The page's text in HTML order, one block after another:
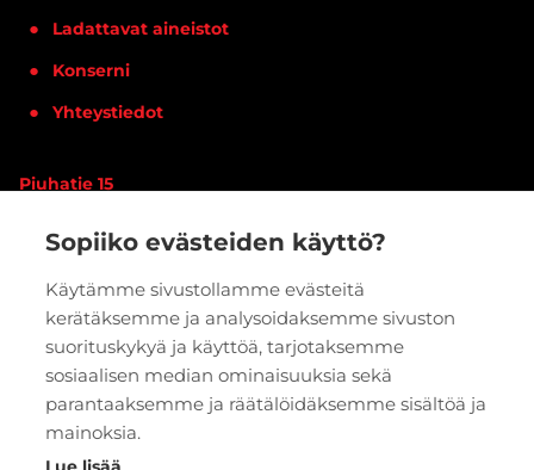
Sopiiko evästeiden käyttö?
Käytämme sivustollamme evästeitä
kerätäksemme ja analysoidaksemme sivuston
suorituskykyä ja käyttöä, tarjotaksemme
sosiaalisen median ominaisuuksia sekä
parantaaksemme ja räätälöidäksemme sisältöä ja
mainoksia.
Ladattavat aineistot
Konserni
Yhteystiedot
Piuhatie 15
PYYDÄ TARJOUS VERKKOKAUPPA